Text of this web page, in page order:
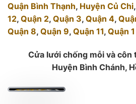
Quận Bình Thạnh, Huyện Củ Chi,
12, Quận 2, Quận 3, Quận 4,
Quận 8, Quận 9, Quận 11, Quận 1
Cửa lưới chống mỗi và côn
Huyện Bình Chánh,